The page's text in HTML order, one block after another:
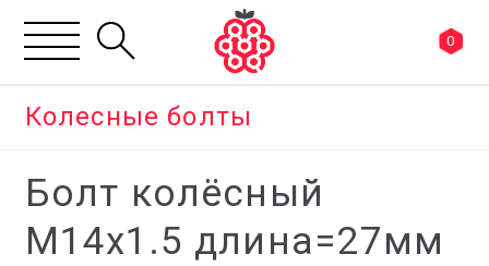
0
Колесные болты
Болт колёсный
М14x1.5 длина=27мм